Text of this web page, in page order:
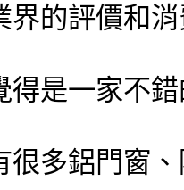
界的評價和
得是一家不
很多鋁門窗